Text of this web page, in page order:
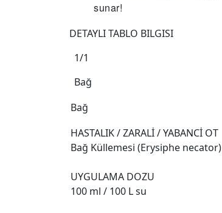
sunar!
DETAYLI TABLO BILGISI
1/1
Bağ
Bağ
HASTALIK / ZARALİ / YABANCİ OT
Bağ Küllemesi (Erysiphe necator)
UYGULAMA DOZU
100 ml / 100 L su